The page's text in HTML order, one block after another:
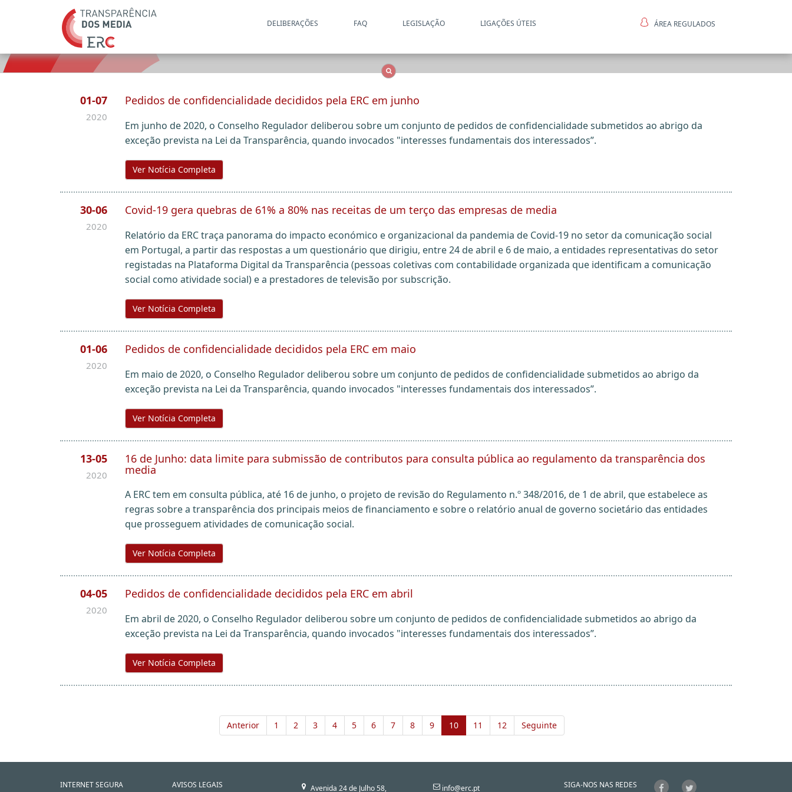
DELIBERAÇÕES FAQ LEGISLAÇÃO LIGAÇÕES ÚTEIS ÁREA REGULADOS
01-07
2020
Pedidos de confidencialidade decididos pela ERC em junho
Em junho de 2020, o Conselho Regulador deliberou sobre um conjunto de pedidos de confidencialidade submetidos ao abrigo da
exceção prevista na Lei da Transparência, quando invocados "interesses fundamentais dos interessados”.
Ver Notícia Completa
30-06
2020
Covid-19 gera quebras de 61% a 80% nas receitas de um terço das empresas de media
Relatório da ERC traça panorama do impacto económico e organizacional da pandemia de Covid-19 no setor da comunicação social
em Portugal, a partir das respostas a um questionário que dirigiu, entre 24 de abril e 6 de maio, a entidades representativas do setor
registadas na Plataforma Digital da Transparência (pessoas coletivas com contabilidade organizada que identificam a comunicação
social como atividade social) e a prestadores de televisão por subscrição.
Ver Notícia Completa
01-06
2020
Pedidos de confidencialidade decididos pela ERC em maio
Em maio de 2020, o Conselho Regulador deliberou sobre um conjunto de pedidos de confidencialidade submetidos ao abrigo da
exceção prevista na Lei da Transparência, quando invocados "interesses fundamentais dos interessados”.
Ver Notícia Completa
13-05
2020
16 de Junho: data limite para submissão de contributos para consulta pública ao regulamento da transparência dos
media
A ERC tem em consulta pública, até 16 de junho, o projeto de revisão do Regulamento n.º 348/2016, de 1 de abril, que estabelece as
regras sobre a transparência dos principais meios de financiamento e sobre o relatório anual de governo societário das entidades
que prosseguem atividades de comunicação social.
Ver Notícia Completa
04-05
2020
Pedidos de confidencialidade decididos pela ERC em abril
Em abril de 2020, o Conselho Regulador deliberou sobre um conjunto de pedidos de confidencialidade submetidos ao abrigo da
exceção prevista na Lei da Transparência, quando invocados "interesses fundamentais dos interessados”.
Ver Notícia Completa
Anterior 1 2 3 4 5 6 7 8 9 10 11 12 Seguinte
INTERNET SEGURA AVISOS LEGAIS Avenida 24 de Julho 58, info@erc.pt
SIGA-NOS NAS REDES